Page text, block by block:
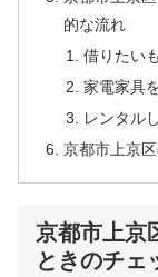
的な流れ
借りたい
家電家具
レンタル
京都市上京
京都市上京
ときのチェ